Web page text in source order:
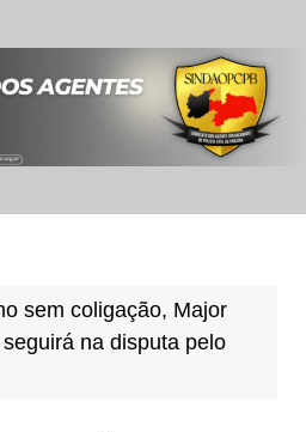
sem coligação, Major
na disputa pelo